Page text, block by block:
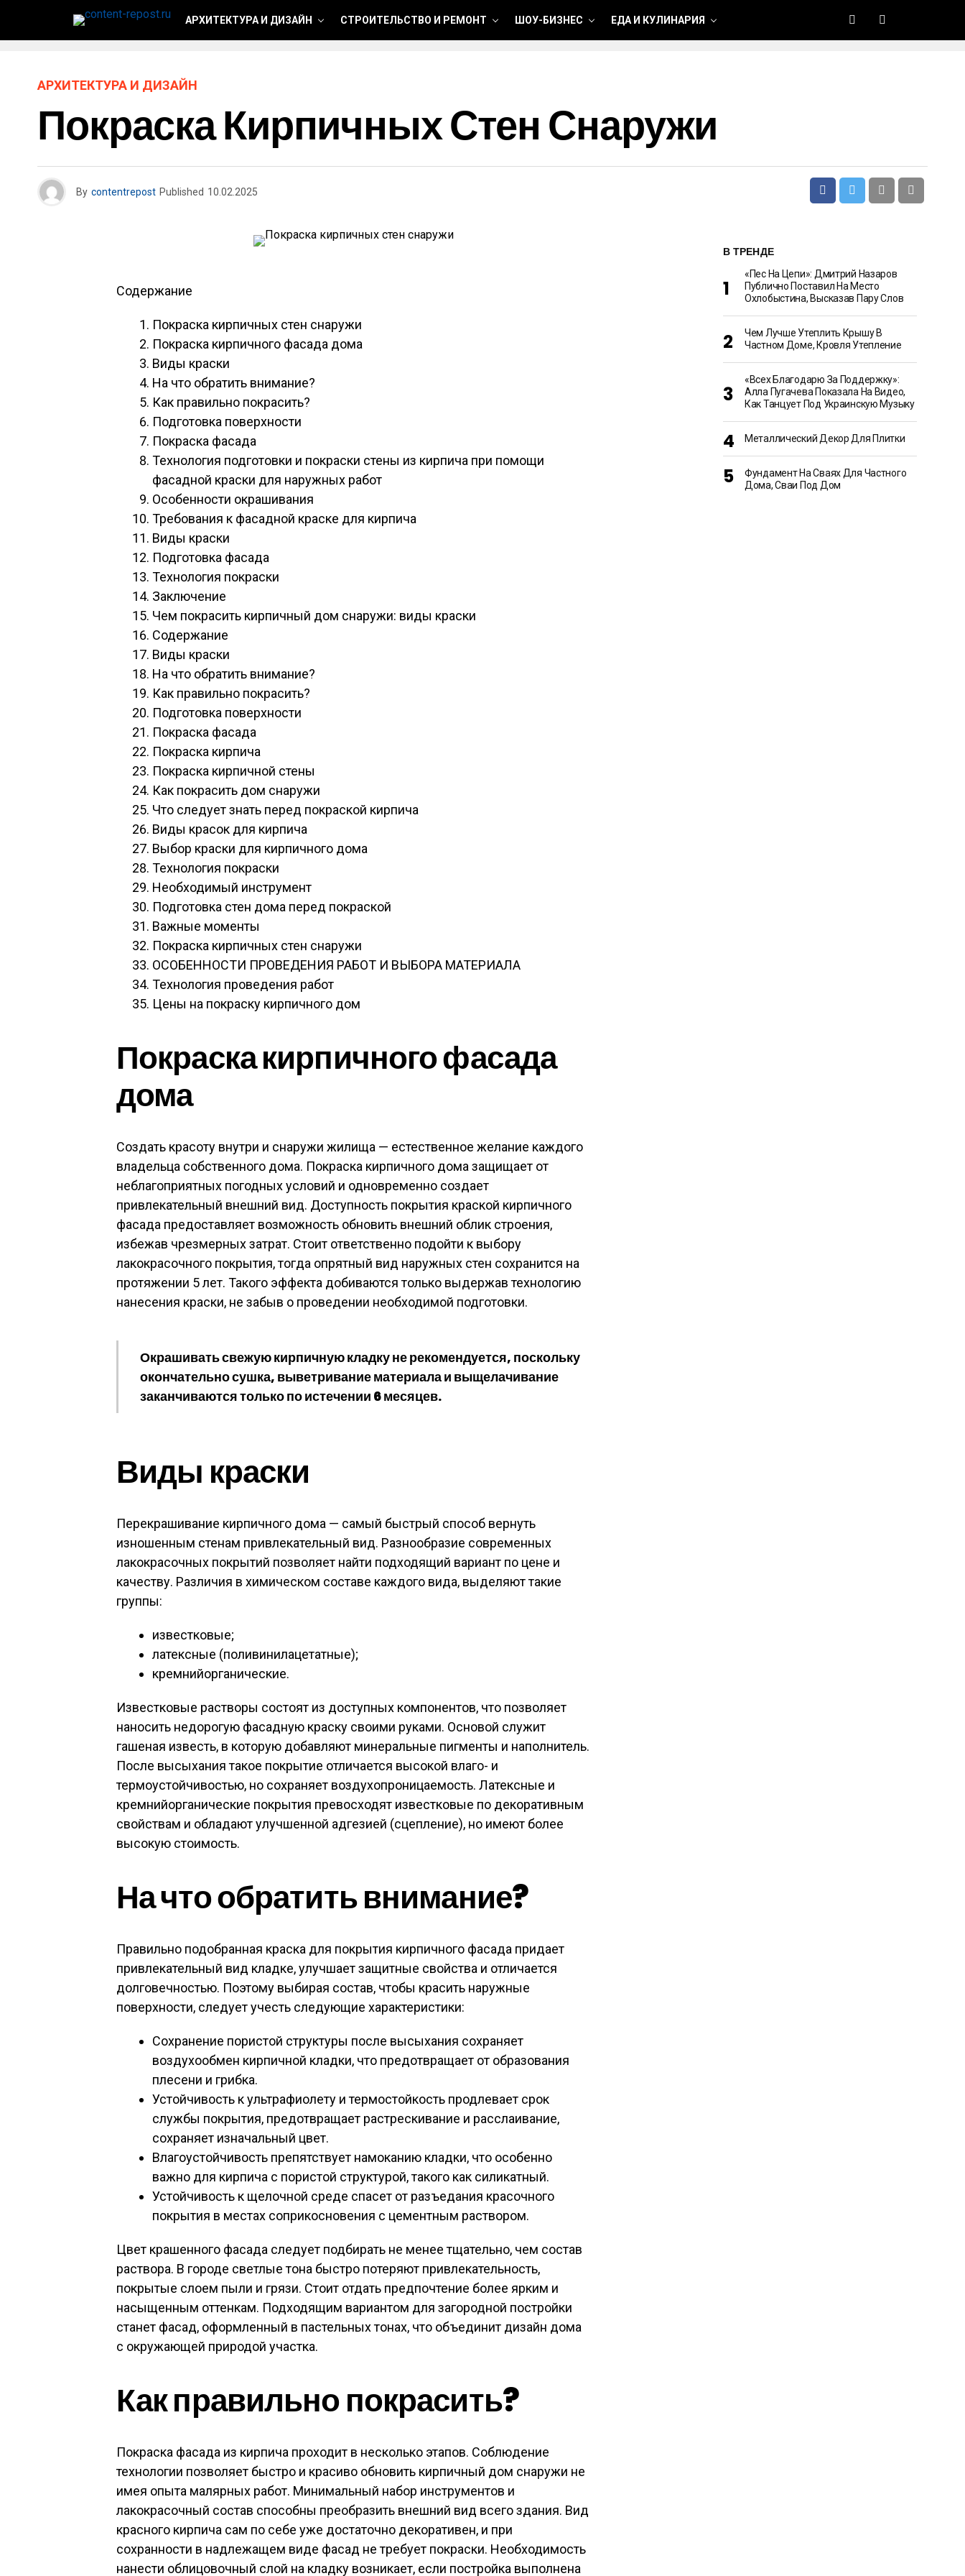
АРХИТЕКТУРА И ДИЗАЙН СТРОИТЕЛЬСТВО И РЕМОНТ ШОУ-БИЗНЕС ЕДА И КУЛИНАРИЯ
АРХИТЕКТУРА И ДИЗАЙН
Покраска Кирпичных Стен Снаружи
By contentrepost Published 10.02.2025
Содержание
Покраска кирпичных стен снаружи
Покраска кирпичного фасада дома
Виды краски
На что обратить внимание?
Как правильно покрасить?
Подготовка поверхности
Покраска фасада
Технология подготовки и покраски стены из кирпича при помощи
фасадной краски для наружных работ
Особенности окрашивания
Требования к фасадной краске для кирпича
Виды краски
Подготовка фасада
Технология покраски
Заключение
Чем покрасить кирпичный дом снаружи: виды краски
Содержание
Виды краски
На что обратить внимание?
Как правильно покрасить?
Подготовка поверхности
Покраска фасада
Покраска кирпича
Покраска кирпичной стены
Как покрасить дом снаружи
Что следует знать перед покраской кирпича
Виды красок для кирпича
Выбор краски для кирпичного дома
Технология покраски
Необходимый инструмент
Подготовка стен дома перед покраской
Важные моменты
Покраска кирпичных стен снаружи
ОСОБЕННОСТИ ПРОВЕДЕНИЯ РАБОТ И ВЫБОРА МАТЕРИАЛА
Технология проведения работ
Цены на покраску кирпичного дом
Покраска кирпичного фасада
дома
Создать красоту внутри и снаружи жилища — естественное желание каждого
владельца собственного дома. Покраска кирпичного дома защищает от
неблагоприятных погодных условий и одновременно создает
привлекательный внешний вид. Доступность покрытия краской кирпичного
фасада предоставляет возможность обновить внешний облик строения,
избежав чрезмерных затрат. Стоит ответственно подойти к выбору
лакокрасочного покрытия, тогда опрятный вид наружных стен сохранится на
протяжении 5 лет. Такого эффекта добиваются только выдержав технологию
нанесения краски, не забыв о проведении необходимой подготовки.
Окрашивать свежую кирпичную кладку не рекомендуется, поскольку
окончательно сушка, выветривание материала и выщелачивание
заканчиваются только по истечении 6 месяцев.
Виды краски
Перекрашивание кирпичного дома — самый быстрый способ вернуть
изношенным стенам привлекательный вид. Разнообразие современных
лакокрасочных покрытий позволяет найти подходящий вариант по цене и
качеству. Различия в химическом составе каждого вида, выделяют такие
группы:
известковые;
латексные (поливинилацетатные);
кремнийорганические.
Известковые растворы состоят из доступных компонентов, что позволяет
наносить недорогую фасадную краску своими руками. Основой служит
гашеная известь, в которую добавляют минеральные пигменты и наполнитель.
После высыхания такое покрытие отличается высокой влаго- и
термоустойчивостью, но сохраняет воздухопроницаемость. Латексные и
кремнийорганические покрытия превосходят известковые по декоративным
свойствам и обладают улучшенной адгезией (сцепление), но имеют более
высокую стоимость.
На что обратить внимание?
Правильно подобранная краска для покрытия кирпичного фасада придает
привлекательный вид кладке, улучшает защитные свойства и отличается
долговечностью. Поэтому выбирая состав, чтобы красить наружные
поверхности, следует учесть следующие характеристики:
Сохранение пористой структуры после высыхания сохраняет
воздухообмен кирпичной кладки, что предотвращает от образования
плесени и грибка.
Устойчивость к ультрафиолету и термостойкость продлевает срок
службы покрытия, предотвращает растрескивание и расслаивание,
сохраняет изначальный цвет.
Влагоустойчивость препятствует намоканию кладки, что особенно
важно для кирпича с пористой структурой, такого как силикатный.
Устойчивость к щелочной среде спасет от разъедания красочного
покрытия в местах соприкосновения с цементным раствором.
Цвет крашенного фасада следует подбирать не менее тщательно, чем состав
раствора. В городе светлые тона быстро потеряют привлекательность,
покрытые слоем пыли и грязи. Стоит отдать предпочтение более ярким и
насыщенным оттенкам. Подходящим вариантом для загородной постройки
станет фасад, оформленный в пастельных тонах, что объединит дизайн дома
с окружающей природой участка.
Как правильно покрасить?
Покраска фасада из кирпича проходит в несколько этапов. Соблюдение
технологии позволяет быстро и красиво обновить кирпичный дом снаружи не
имея опыта малярных работ. Минимальный набор инструментов и
лакокрасочный состав способны преобразить внешний вид всего здания. Вид
красного кирпича сам по себе уже достаточно декоративен, и при
сохранности в надлежащем виде фасад не требует покраски. Необходимость
нанести облицовочный слой на кладку возникает, если постройка выполнена
В ТРЕНДЕ
«Пес На Цепи»: Дмитрий Назаров
Публично Поставил На Место
Охлобыстина, Высказав Пару Слов
Чем Лучше Утеплить Крышу В
Частном Доме, Кровля Утепление
«Всех Благодарю За Поддержку»:
Алла Пугачева Показала На Видео,
Как Танцует Под Украинскую Музыку
Металлический Декор Для Плитки
Фундамент На Сваях Для Частного
Дома, Сваи Под Дом